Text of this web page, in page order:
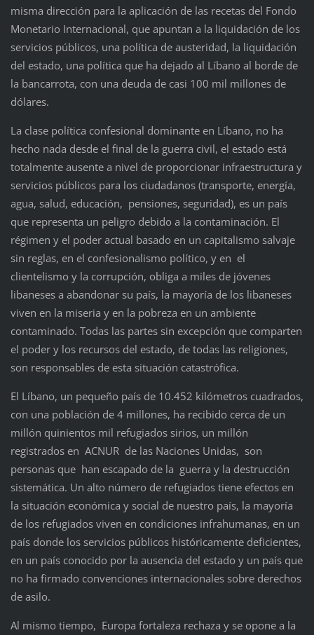
misma dirección para la aplicación de las recetas del Fondo
Monetario Internacional, que apuntan a la liquidación de los
servicios públicos, una política de austeridad, la liquidación
del estado, una política que ha dejado al Líbano al borde de
la bancarrota, con una deuda de casi 100 mil millones de
dólares.
La clase política confesional dominante en Líbano, no ha
hecho nada desde el final de la guerra civil, el estado está
totalmente ausente a nivel de proporcionar infraestructura y
servicios públicos para los ciudadanos (transporte, energía,
agua, salud, educación, pensiones, seguridad), es un país
que representa un peligro debido a la contaminación. El
régimen y el poder actual basado ​​en un capitalismo salvaje
sin reglas, en el confesionalismo político, y en el
clientelismo y la corrupción, obliga a miles de jóvenes
libaneses a abandonar su país, la mayoría de los libaneses
viven en la miseria y en la pobreza en un ambiente
contaminado. Todas las partes sin excepción que comparten
el poder y los recursos del estado, de todas las religiones,
son responsables de esta situación catastrófica.
El Líbano, un pequeño país de 10.452 kilómetros cuadrados,
con una población de 4 millones, ha recibido cerca de un
millón quinientos mil refugiados sirios, un millón
registrados en ACNUR de las Naciones Unidas, son
personas que han escapado de la guerra y la destrucción
sistemática. Un alto número de refugiados tiene efectos en
la situación económica y social de nuestro país, la mayoría
de los refugiados viven en condiciones infrahumanas, en un
país donde los servicios públicos históricamente deficientes,
en un país conocido por la ausencia del estado y un país que
no ha firmado convenciones internacionales sobre derechos
de asilo.
Al mismo tiempo, Europa fortaleza rechaza y se opone a la